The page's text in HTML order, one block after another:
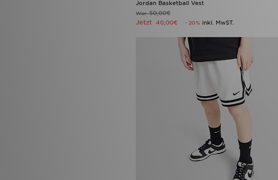
Jordan Basketball Vest
War50,00€
Jetzt 40,00€ - 20% inkl. MwST.